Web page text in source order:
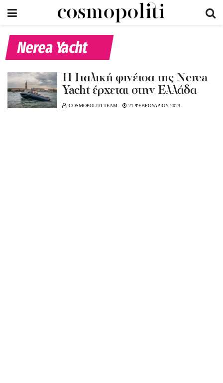
Nerea Yacht
Η Iταλική φινέτσα της Nerea
Yacht έρχεται στην Ελλάδα
COSMOPOLITI TEAM 21 ΦΕΒΡΟΥΑΡΙΟΥ 2023